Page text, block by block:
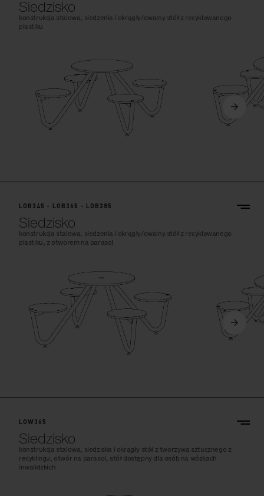
Siedzisko
konstrukcja stalowa, siedzenia i okrągły/owalny stół z recyklowanego
plastiku
LOB345 - LOB365 - LOB385
Siedzisko
konstrukcja stalowa, siedzenia i okrągły/owalny stół z recyklowanego
plastiku, z otworem na parasol
LOW365
Siedzisko
konstrukcja stalowa, siedziska i okrągły stół z tworzywa sztucznego z
recyklingu, otwór na parasol, stół dostępny dla osób na wózkach
inwalidzkich